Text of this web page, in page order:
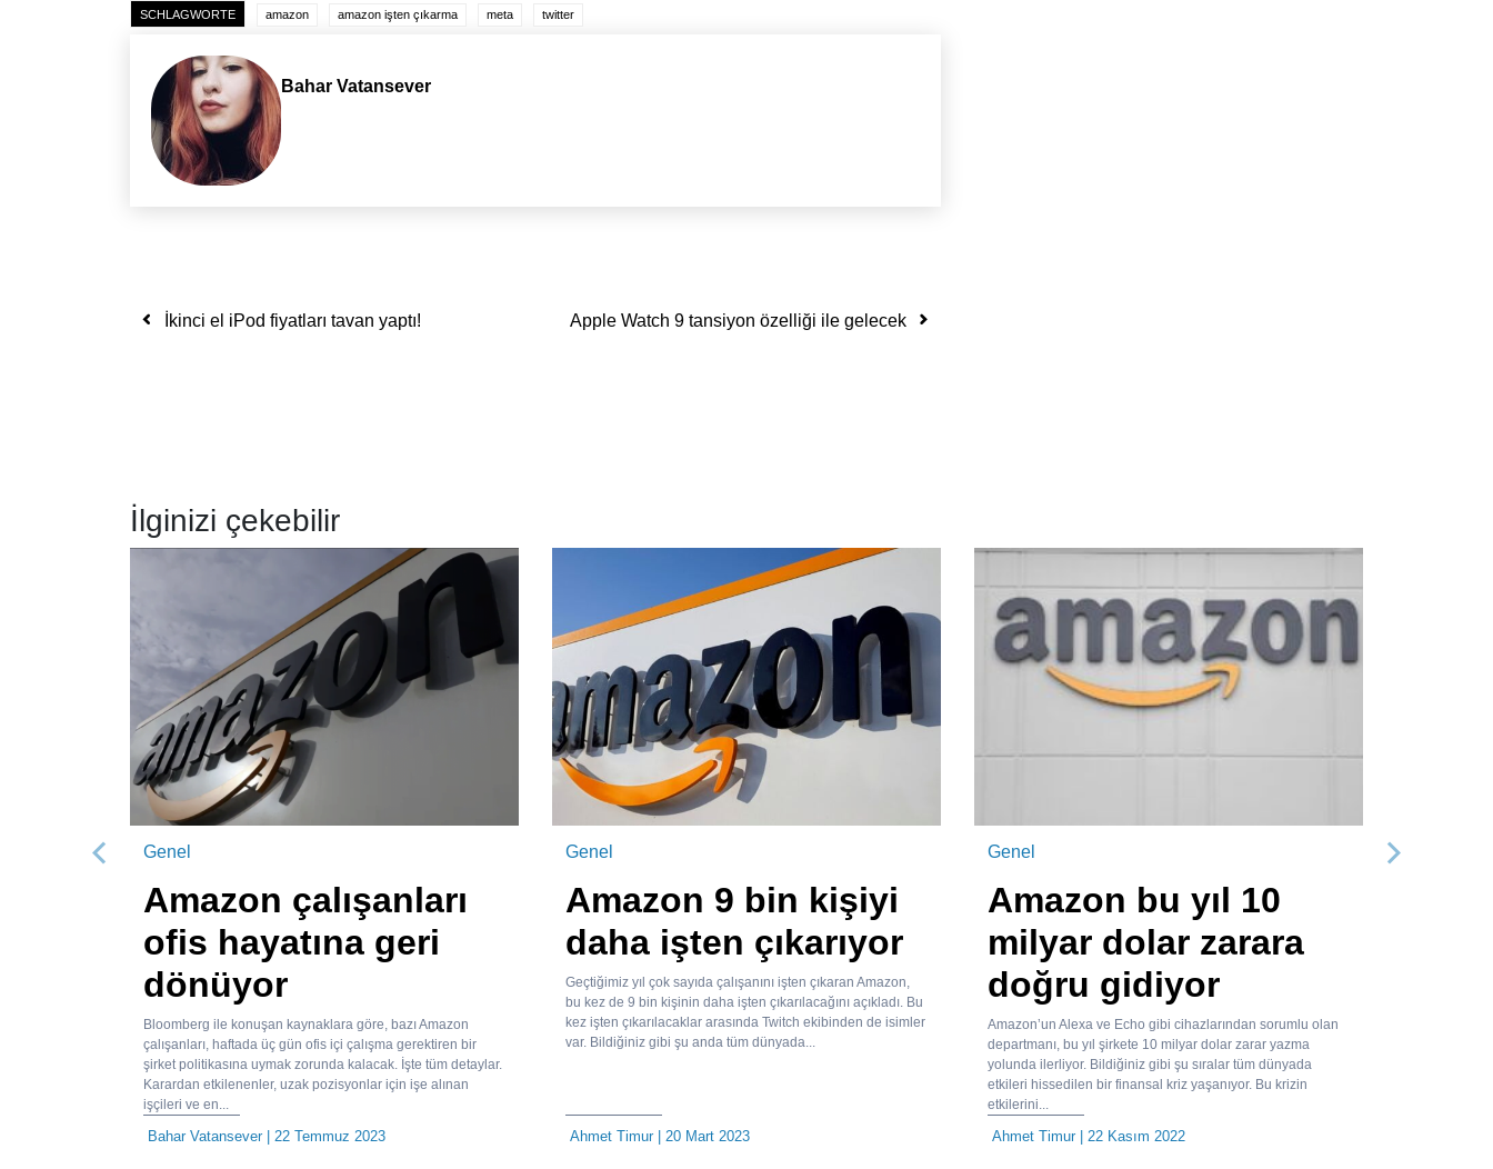
SCHLAGWORTE amazon amazon işten çıkarma meta twitter
Bahar Vatansever
Yazı dolaşımı
İkinci el iPod fiyatları tavan yaptı! Apple Watch 9 tansiyon özelliği ile gelecek
İlginizi çekebilir
Genel
Amazon çalışanları
ofis hayatına geri
dönüyor
Bloomberg ile konuşan kaynaklara göre, bazı Amazon
çalışanları, haftada üç gün ofis içi çalışma gerektiren bir
şirket politikasına uymak zorunda kalacak. İşte tüm detaylar.
Karardan etkilenenler, uzak pozisyonlar için işe alınan
işçileri ve en...
Bahar Vatansever| 22 Temmuz 2023
Genel
Amazon 9 bin kişiyi
daha işten çıkarıyor
Geçtiğimiz yıl çok sayıda çalışanını işten çıkaran Amazon,
bu kez de 9 bin kişinin daha işten çıkarılacağını açıkladı. Bu
kez işten çıkarılacaklar arasında Twitch ekibinden de isimler
var. Bildiğiniz gibi şu anda tüm dünyada...
Ahmet Timur| 20 Mart 2023
Genel
Amazon bu yıl 10
milyar dolar zarara
doğru gidiyor
Amazon’un Alexa ve Echo gibi cihazlarından sorumlu olan
departmanı, bu yıl şirkete 10 milyar dolar zarar yazma
yolunda ilerliyor. Bildiğiniz gibi şu sıralar tüm dünyada
etkileri hissedilen bir finansal kriz yaşanıyor. Bu krizin
etkilerini...
Ahmet Timur| 22 Kasım 2022
Önceki Sonraki